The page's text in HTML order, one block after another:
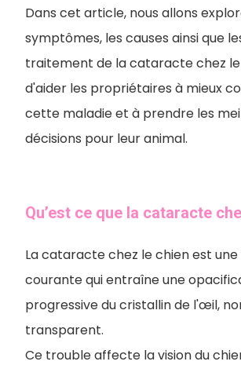
Dans cet article, nous allons
symptômes, les causes ainsi que
traitement de la cataracte chez le
d'aider les propriétaires à mieux
cette maladie et à prendre les
décisions pour leur animal.
Qu’est ce que la cataracte
La cataracte chez le chien est
courante qui entraîne une
progressive du cristallin de l'œil,
transparent.
Ce trouble affecte la vision du